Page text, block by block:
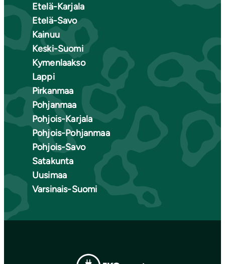
Etelä-Karjala
Etelä-Savo
Kainuu
Keski-Suomi
Kymenlaakso
Lappi
Pirkanmaa
Pohjanmaa
Pohjois-Karjala
Pohjois-Pohjanmaa
Pohjois-Savo
Satakunta
Uusimaa
Varsinais-Suomi